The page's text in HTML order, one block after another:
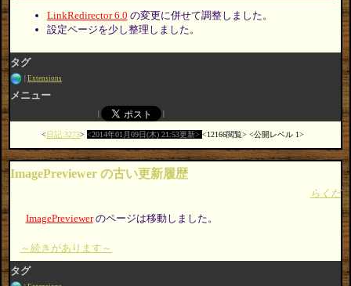
LinkRedirector 6.0 の変更に併せて調整しました。
設定ページを少し整理しました。
タグ
Extensions
メニュー
日記:3273 2014年01月09日(木) 21:53更新 12166閲覧 公開レベル 1
ImagePreviewer の古い更新履歴
らくだ
ImagePreviewerのページは移動しました。
～続きがあります～
タグ